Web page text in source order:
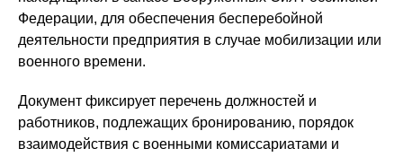
Федерации, для обеспечения бесперебойной
деятельности предприятия в случае мобилизации или
военного времени.
Документ фиксирует перечень должностей и
работников, подлежащих бронированию, порядок
взаимодействия с военными комиссариатами и